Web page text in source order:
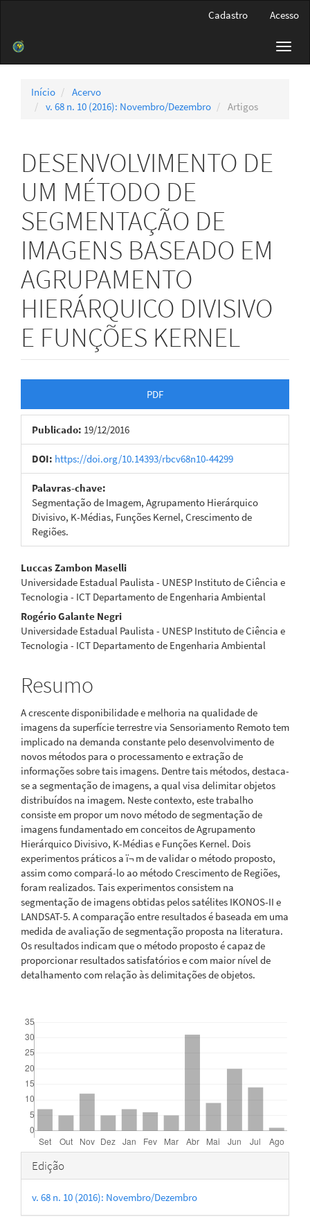
Barra
Cadastro Acesso
Início
Acervo
v. 68 n. 10 (2016): Novembro/Dezembro
Artigos
DESENVOLVIMENTO DE
UM MÉTODO DE
SEGMENTAÇÃO DE
IMAGENS BASEADO EM
AGRUPAMENTO
HIERÁRQUICO DIVISIVO
E FUNÇÕES KERNEL
lateral
de
artigos
PDF
Publicado: 19/12/2016
DOI: https://doi.org/10.14393/rbcv68n10-44299
Palavras-chave:
Segmentação de Imagem, Agrupamento Hierárquico
Divisivo, K-Médias, Funções Kernel, Crescimento de
Regiões.
Conteúdo
do
artigo
principal
Luccas Zambon Maselli
Universidade Estadual Paulista - UNESP Instituto de Ciência e
Tecnologia - ICT Departamento de Engenharia Ambiental
Rogério Galante Negri
Universidade Estadual Paulista - UNESP Instituto de Ciência e
Tecnologia - ICT Departamento de Engenharia Ambiental
Resumo
A crescente disponibilidade e melhoria na qualidade de
imagens da superfície terrestre via Sensoriamento Remoto tem
implicado na demanda constante pelo desenvolvimento de
novos métodos para o processamento e extração de
informações sobre tais imagens. Dentre tais métodos, destaca-
se a segmentação de imagens, a qual visa delimitar objetos
distribuídos na imagem. Neste contexto, este trabalho
consiste em propor um novo método de segmentação de
imagens fundamentado em conceitos de Agrupamento
Hierárquico Divisivo, K-Médias e Funções Kernel. Dois
experimentos práticos a ï¬ m de validar o método proposto,
assim como compará-lo ao método Crescimento de Regiões,
foram realizados. Tais experimentos consistem na
segmentação de imagens obtidas pelos satélites IKONOS-II e
LANDSAT-5. A comparação entre resultados é baseada em uma
medida de avaliação de segmentação proposta na literatura.
Os resultados indicam que o método proposto é capaz de
proporcionar resultados satisfatórios e com maior nível de
detalhamento com relação às delimitações de objetos.
Detalhes
do
artigo
Edição
v. 68 n. 10 (2016): Novembro/Dezembro